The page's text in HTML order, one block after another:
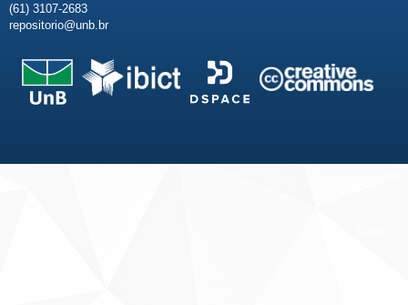
(61) 3107-2683
repositorio@unb.br